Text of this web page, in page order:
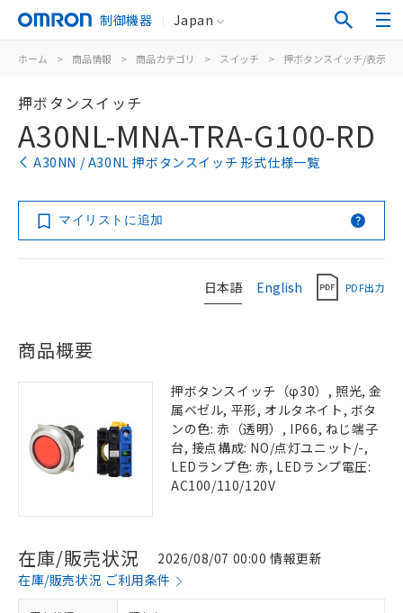
制御機器 Japan
ホーム > 商品情報 > 商品カテゴリ > スイッチ > 押ボタンスイッチ/表示灯
押ボタンスイッチ
A30NL-MNA-TRA-G100-RD
A30NN / A30NL 押ボタンスイッチ 形式仕様一覧
マイリストに追加
日本語 English PDF出力
商品概要
押ボタンスイッチ（φ30）, 照光, 金
属ベゼル, 平形, オルタネイト, ボタ
ンの色: 赤（透明）, IP66, ねじ端子
台, 接点構成: NO/点灯ユニット/-,
LEDランプ色: 赤, LEDランプ電圧:
AC100/110/120V
在庫/販売状況
2026/08/07 00:00 情報更新
在庫/販売状況 ご利用条件